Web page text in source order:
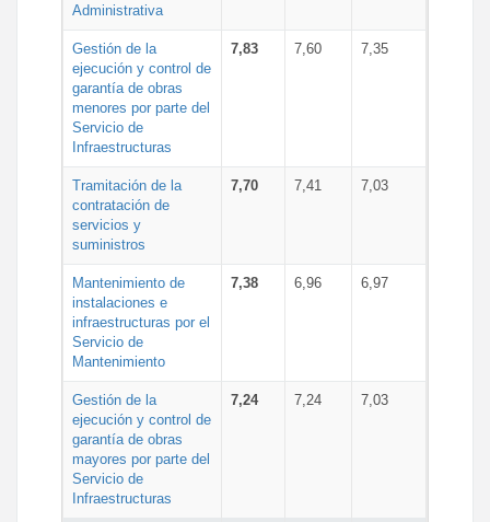
Administrativa
Gestión de la
ejecución y control de
garantía de obras
menores por parte del
Servicio de
Infraestructuras
7,83 7,60 7,35
Tramitación de la
contratación de
servicios y
suministros
7,70 7,41 7,03
Mantenimiento de
instalaciones e
infraestructuras por el
Servicio de
Mantenimiento
7,38 6,96 6,97
Gestión de la
ejecución y control de
garantía de obras
mayores por parte del
Servicio de
Infraestructuras
7,24 7,24 7,03